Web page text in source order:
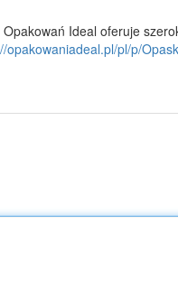
Ideal oferuje
opakowaniadeal.pl/pl/p/